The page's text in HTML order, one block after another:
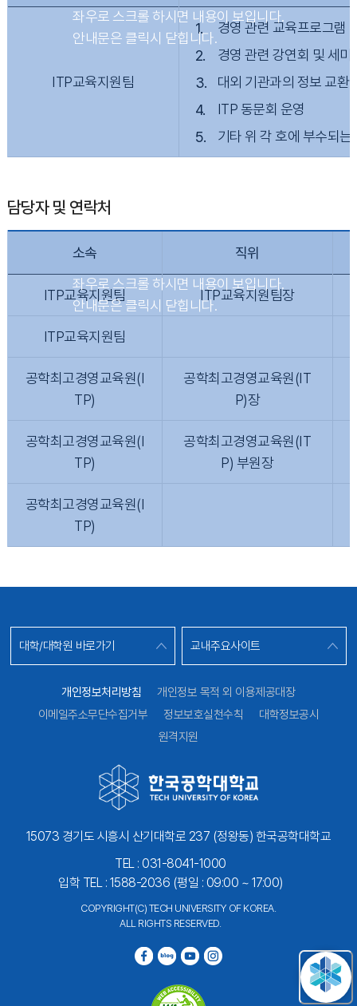
ITP교육지원팀
경영 관련 교육프로그램
경영 관련 강연회 및 세미
대외 기관과의 정보 교환
ITP 동문회 운영
기타 위 각 호에 부수되는
담당자 및 연락처
소속 직위
ITP교육지원팀 ITP교육지원팀장
ITP교육지원팀
공학최고경영교육원(I
TP)
공학최고경영교육원(IT
P)장
공학최고경영교육원(I
TP)
공학최고경영교육원(IT
P) 부원장
공학최고경영교육원(I
TP)
대학/대학원 바로가기 교내주요사이트
개인정보처리방침
개인정보 목적 외 이용제공대장
이메일주소무단수집거부
정보보호실천수칙
대학정보공시
원격지원
15073 경기도 시흥시 산기대학로 237 (정왕동) 한국공학대학교
TEL : 031-8041-1000
입학 TEL : 1588-2036 (평일 : 09:00 ~ 17:00)
COPYRIGHT(C) TECH UNIVERSITY OF KOREA.
ALL RIGHTS RESERVED.